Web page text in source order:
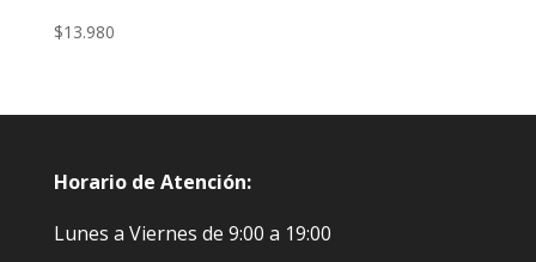
$13.980
Horario de Atención:
Lunes a Viernes de 9:00 a 19:00